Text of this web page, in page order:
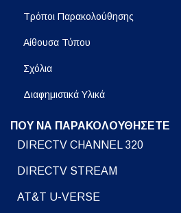
Τρόποι Παρακολούθησης
Αίθουσα Τύπου
Σχόλια
Διαφημιστικά Υλικά
ΠΟΥ ΝΑ ΠΑΡΑΚΟΛΟΥΘΗΣΕΤΕ
DIRECTV CHANNEL 320
DIRECTV STREAM
AT&T U-VERSE